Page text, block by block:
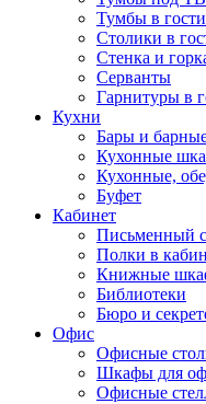
Тумбы в
Столики в
Стенка и
Серванты
Гарнитуры в
Кухни
Бары и
Кухонные
Кухонные,
Буфет
Кабинет
Письменный
Полки в
Книжные
Библиотеки
Бюро и
Офис
Офисные
Шкафы для
Офисные